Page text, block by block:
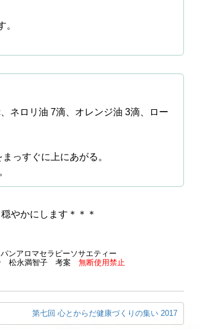
。
ネロリ油 7滴、オレンジ油 3滴、ロー
っすぐに上にあがる。
やかにします＊＊＊
ンアロマセラピーソサエティー
ン 松永満智子 考案無断使用禁止
第七回 心とからだ健康づくりの集い 2017